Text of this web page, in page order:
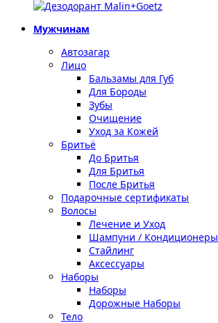
Мужчинам
Автозагар
Лицо
Бальзамы для Губ
Для Бороды
Зубы
Очищение
Уход за Кожей
Бритьё
До Бритья
Для Бритья
После Бритья
Подарочные сертификаты
Волосы
Лечение и Уход
Шампуни / Кондиционеры
Стайлинг
Аксессуары
Наборы
Наборы
Дорожные Наборы
Тело